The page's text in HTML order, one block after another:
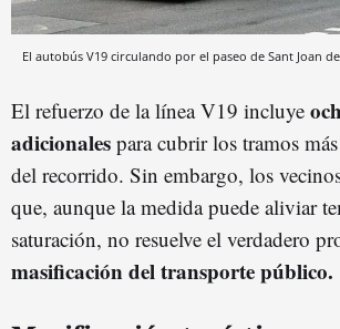
El autobús V19 circulando por el paseo de Sant Joan
El refuerzo de la línea V19 incluye
adicionales para cubrir los tramos
del recorrido. Sin embargo, los
que, aunque la medida puede aliviar
saturación, no resuelve el verdadero
masificación del transporte público.